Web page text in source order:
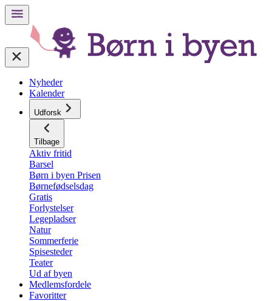
Nyheder
Kalender
Udforsk
Tilbage
Aktiv fritid
Barsel
Børn i byen Prisen
Børnefødselsdag
Gratis
Forlystelser
Legepladser
Natur
Sommerferie
Spisesteder
Teater
Ud af byen
Medlemsfordele
Favoritter